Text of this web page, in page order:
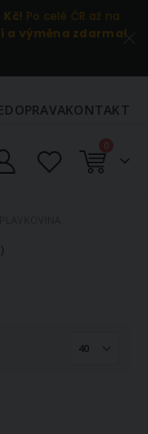
Kč! Po celé ČR až na
a výměna zdarma!
DOPRAVAKONTAKT
Košík
0položky
Vyšívací předloha, obrázek na vyšívání 70246/1309 německý ovčák na modré, 18x24cm